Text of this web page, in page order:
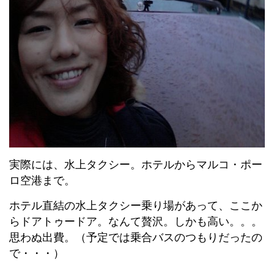
実際には、水上タクシー。ホテルからマルコ・ポー
ロ空港まで。
ホテル直結の水上タクシー乗り場があって、ここか
らドアトゥードア。なんて贅沢。しかも高い。。。
思わぬ出費。（予定では乗合バスのつもりだったの
で・・・）